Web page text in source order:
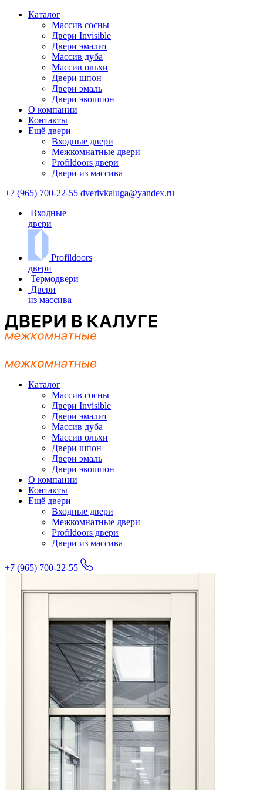
Каталог
Массив сосны
Двери Invisible
Двери эмалит
Массив дуба
Массив ольхи
Двери шпон
Двери эмаль
Двери экошпон
О компании
Контакты
Ещё двери
Входные двери
Межкомнатные двери
Profildoors двери
Двери из массива
+7 (965) 700-22-55 dverivkaluga@yandex.ru
Входные
двери
Profildoors
двери
Термодвери
Двери
из массива
Каталог
Массив сосны
Двери Invisible
Двери эмалит
Массив дуба
Массив ольхи
Двери шпон
Двери эмаль
Двери экошпон
О компании
Контакты
Ещё двери
Входные двери
Межкомнатные двери
Profildoors двери
Двери из массива
+7 (965) 700-22-55